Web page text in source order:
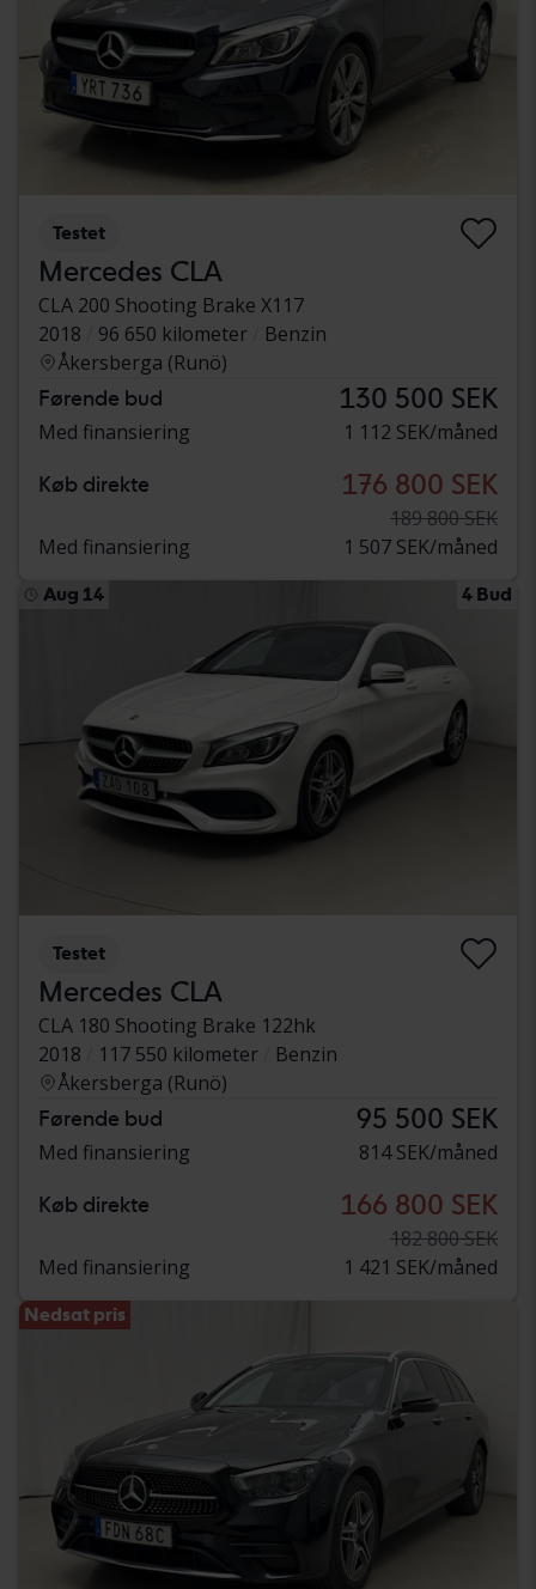
Testet
Mercedes CLA
CLA 200 Shooting Brake X117
2018
96 650 kilometer
Benzin
Åkersberga (Runö)
Førende bud 130 500 SEK
Med finansiering 1 112 SEK/måned
Køb direkte 176 800 SEK
189 800 SEK
Med finansiering
1 507 SEK/måned
Aug 14 4 Bud
Testet
Mercedes CLA
CLA 180 Shooting Brake 122hk
2018
117 550 kilometer
Benzin
Åkersberga (Runö)
Førende bud 95 500 SEK
Med finansiering 814 SEK/måned
Køb direkte 166 800 SEK
182 800 SEK
Med finansiering
1 421 SEK/måned
Nedsat pris